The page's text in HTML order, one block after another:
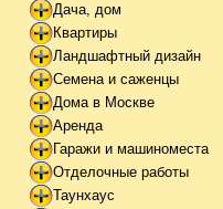
Дача, дом
Квартиры
Ландшафтный дизайн
Семена и саженцы
Дома в Москве
Аренда
Гаражи и машиноместа
Отделочные работы
Таунхаус